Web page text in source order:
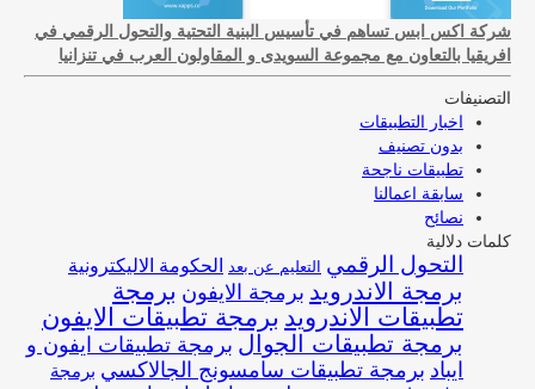
شركة اكس ابس تساهم في تأسيس البنية التحتية والتحول الرقمي في
افريقيا بالتعاون مع مجموعة السويدى و المقاولون العرب في تنزانيا
التصنيفات
اخبار التطبيقات
بدون تصنيف
تطبيقات ناجحة
سابقة اعمالنا
نصائح
كلمات دلالية
التحول الرقمي التعليم عن بعد الحكومة الاليكترونية
برمجة الاندرويد برمجة الايفون برمجة
تطبيقات الاندرويد برمجة تطبيقات الايفون
برمجة تطبيقات الجوال برمجة تطبيقات ايفون و
ايباد برمجة تطبيقات سامسونج الجالاكسي برمجة